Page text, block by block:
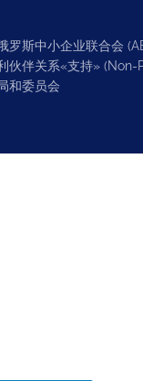
罗斯中小企业联合会
伙伴关系«支持» (Non-
和委员会